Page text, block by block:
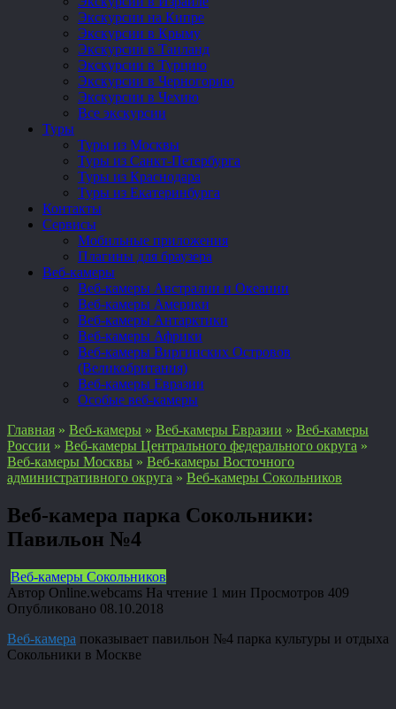
Экскурсии на Кипре
Экскурсии в Крыму
Экскурсии в Таиланд
Экскурсии в Турцию
Экскурсии в Черногорию
Экскурсии в Чехию
Все экскурсии
Туры
Туры из Москвы
Туры из Санкт-Петербурга
Туры из Краснодара
Туры из Екатеринбурга
Контакты
Сервисы
Мобильные приложения
Плагины для браузера
Веб-камеры
Веб-камеры Австралии и Океании
Веб-камеры Америки
Веб-камеры Антарктики
Веб-камеры Африки
Веб-камеры Виргинских Островов
(Великобритания)
Веб-камеры Евразии
Особые веб-камеры
Главная » Веб-камеры » Веб-камеры Евразии » Веб-камеры
России » Веб-камеры Центрального федерального округа »
Веб-камеры Москвы » Веб-камеры Восточного
административного округа » Веб-камеры Сокольников
Веб-камера парка Сокольники:
Павильон №4
Веб-камеры Сокольников
Автор Online.webcams На чтение 1 мин Просмотров 409
Опубликовано 08.10.2018
Веб-камера показывает павильон №4 парка культуры и отдыха
Сокольники в Москве